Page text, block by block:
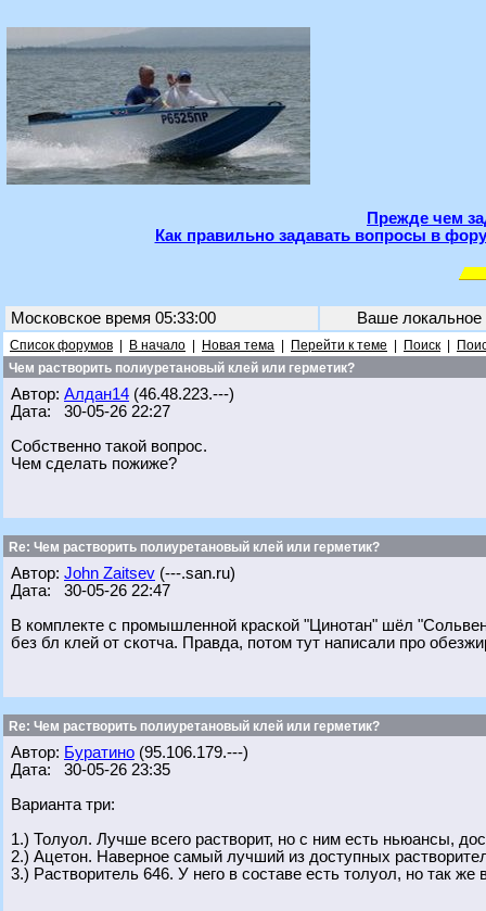
Прежде чем
Как правильно задавать вопросы в
Московское время 05:33:00 Ваше
Список форумов В начало Новая тема Перейти к теме Поиск
Чем растворить полиуретановый клей или герметик?
Автор: Алдан14 (46.48.223.---)
Дата: 30-05-26 22:27
Собственно такой вопрос.
Чем сделать пожиже?
Re: Чем растворить полиуретановый клей или герметик?
Автор: John Zaitsev (---.san.ru)
Дата: 30-05-26 22:47
В комплекте с промышленной краской "Цинотан" шёл
без бл клей от скотча. Правда, потом тут написали про
Re: Чем растворить полиуретановый клей или герметик?
Автор: Буратино (95.106.179.---)
Дата: 30-05-26 23:35
Варианта три:
1.) Толуол. Лучше всего растворит, но с ним есть ньюансы,
2.) Ацетон. Наверное самый лучший из доступных
3.) Растворитель 646. У него в составе есть толуол, но так